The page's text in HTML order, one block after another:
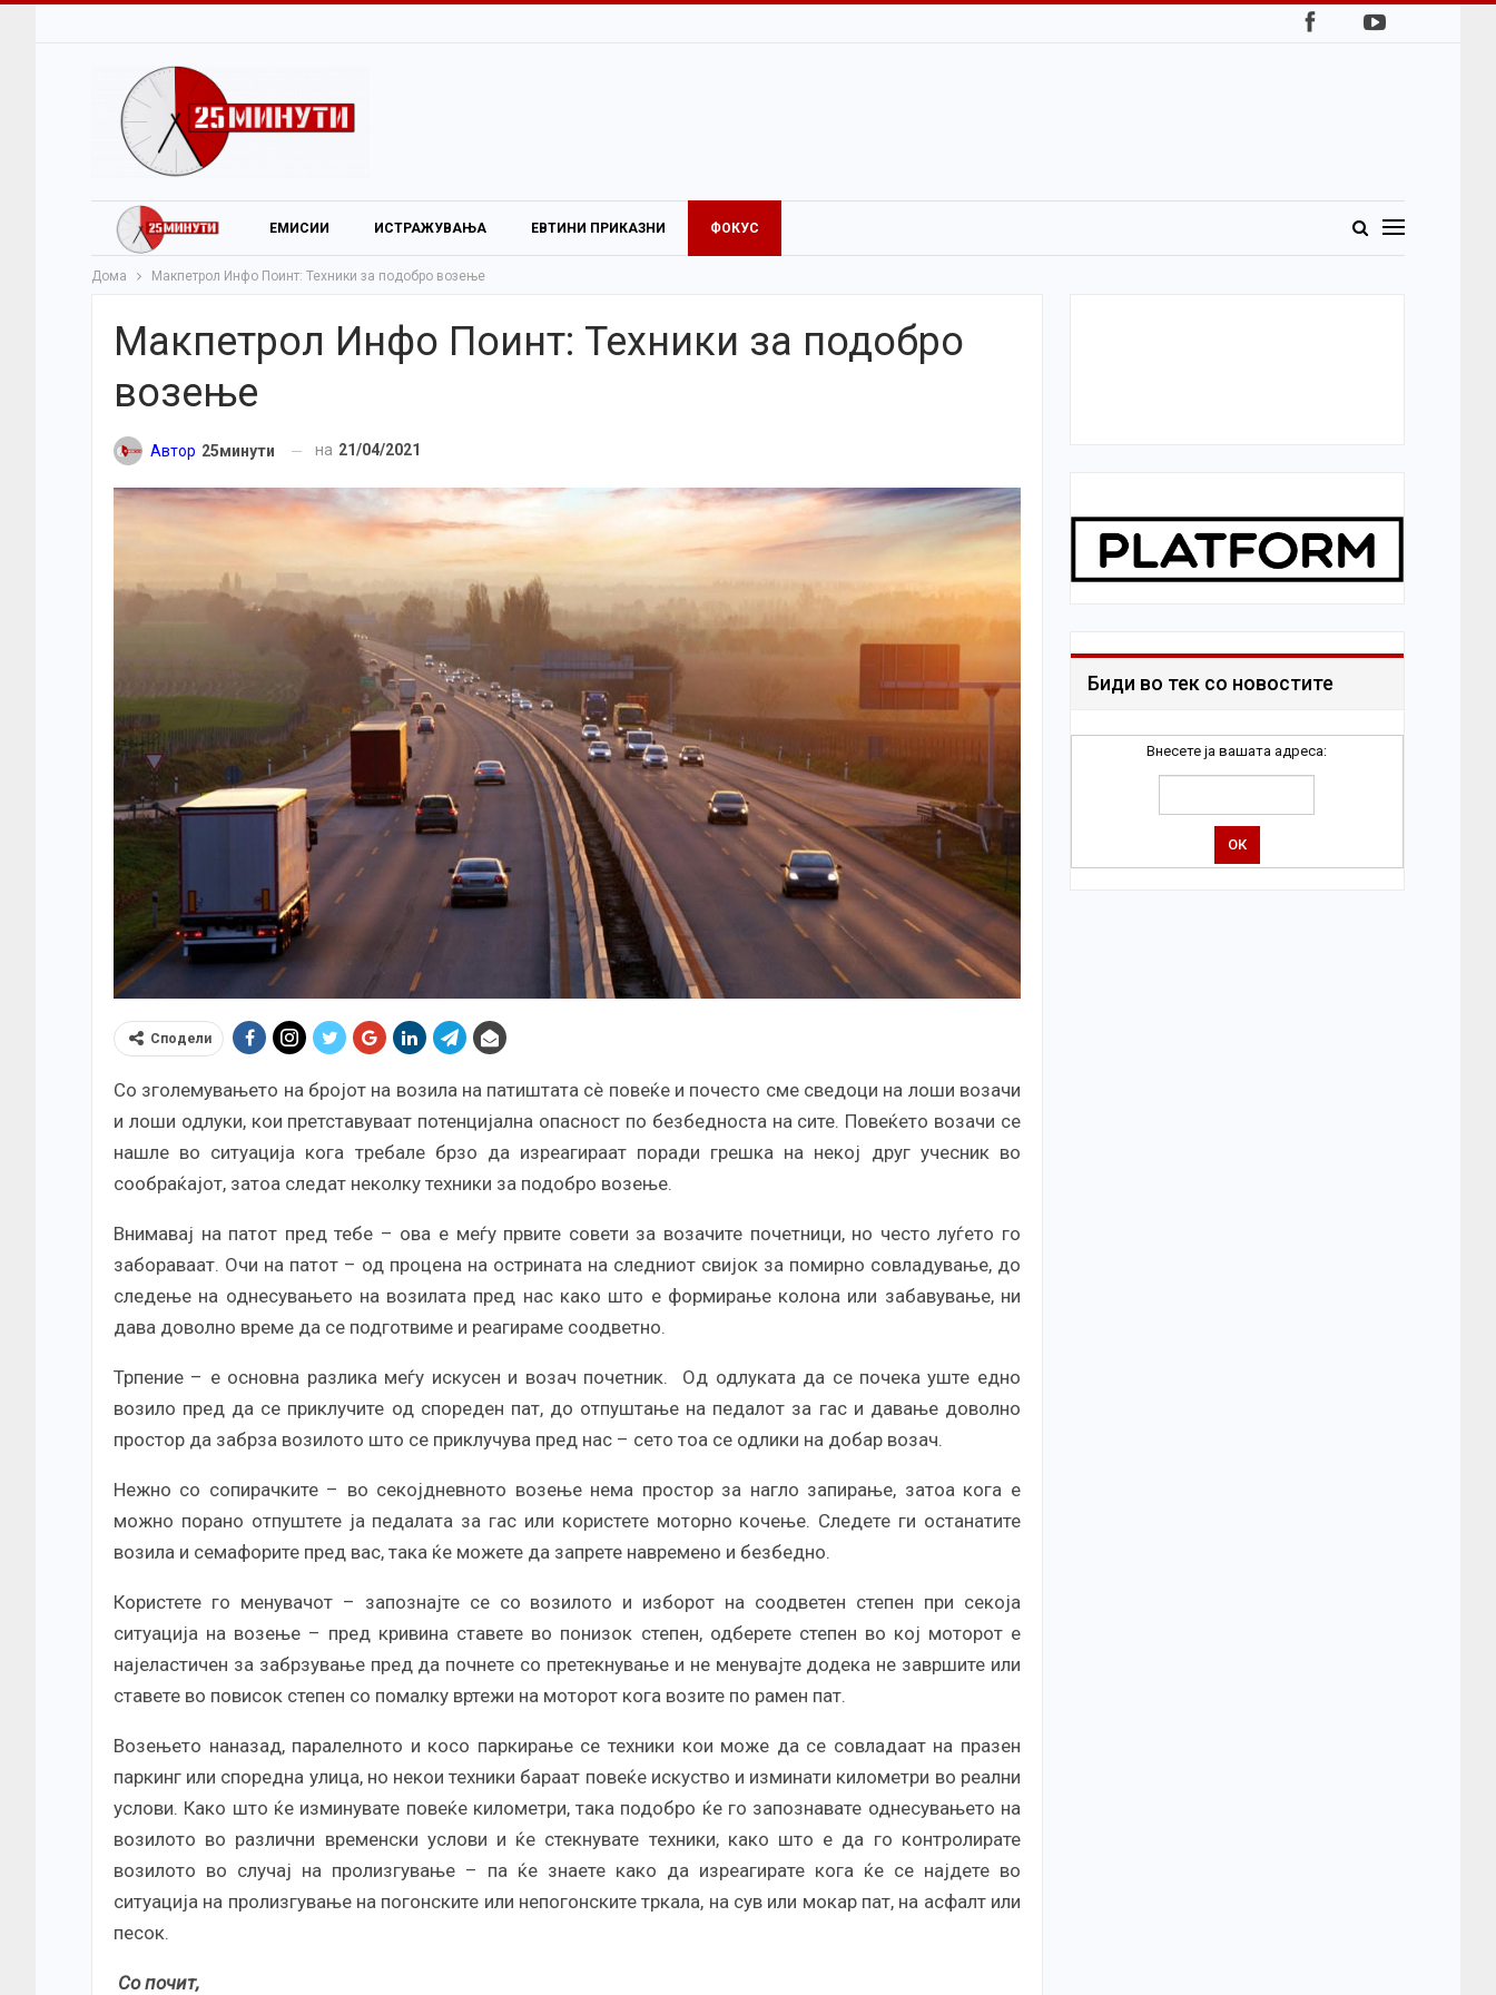
ЕМИСИИ ИСТРАЖУВАЊА ЕВТИНИ ПРИКАЗНИ ФОКУС
Дома Макпетрол Инфо Поинт: Техники за подобро возење
Макпетрол Инфо Поинт: Техники за подобро
возење
Автор 25минути на 21/04/2021
Сподели
Со зголемувањето на бројот на возила на патиштата сѐ повеќе и почесто сме сведоци на лоши возачи
и лоши одлуки, кои претставуваат потенцијална опасност по безбедноста на сите. Повеќето возачи се
нашле во ситуација кога требале брзо да изреагираат поради грешка на некој друг учесник во
сообраќајот, затоа следат неколку техники за подобро возење.
Внимавај на патот пред тебе – ова е меѓу првите совети за возачите почетници, но често луѓето го
забораваат. Очи на патот – од процена на острината на следниот свијок за помирно совладување, до
следење на однесувањето на возилата пред нас како што е формирање колона или забавување, ни
дава доволно време да се подготвиме и реагираме соодветно.
Трпение – е основна разлика меѓу искусен и возач почетник. Од одлуката да се почека уште едно
возило пред да се приклучите од спореден пат, до отпуштање на педалот за гас и давање доволно
простор да забрза возилото што се приклучува пред нас – сето тоа се одлики на добар возач.
Нежно со сопирачките – во секојдневното возење нема простор за нагло запирање, затоа кога е
можно порано отпуштете ја педалата за гас или користете моторно кочење. Следете ги останатите
возила и семафорите пред вас, така ќе можете да запрете навремено и безбедно.
Користете го менувачот – запознајте се со возилото и изборот на соодветен степен при секоја
ситуација на возење – пред кривина ставете во понизок степен, одберете степен во кој моторот е
најеластичен за забрзување пред да почнете со претекнување и не менувајте додека не завршите или
ставете во повисок степен со помалку вртежи на моторот кога возите по рамен пат.
Возењето наназад, паралелното и косо паркирање се техники кои може да се совладаат на празен
паркинг или споредна улица, но некои техники бараат повеќе искуство и изминати километри во реални
услови. Како што ќе изминувате повеќе километри, така подобро ќе го запознавате однесувањето на
возилото во различни временски услови и ќе стекнувате техники, како што е да го контролирате
возилото во случај на пролизгување – па ќе знаете како да изреагирате кога ќе се најдете во
ситуација на пролизгување на погонските или непогонските тркала, на сув или мокар пат, на асфалт или
песок.
Со почит,
Биди во тек со новостите
Внесете ја вашата адреса: